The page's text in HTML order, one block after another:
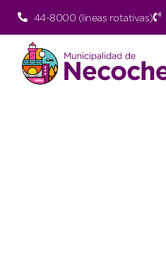
44-8000 (lineas rotativas)